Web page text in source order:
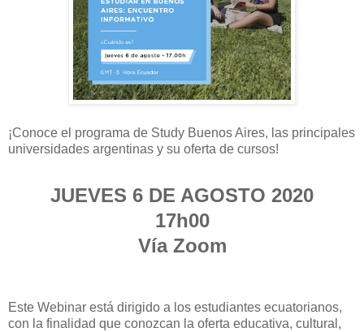
¡Conoce el programa de Study Buenos Aires, las principales
universidades argentinas y su oferta de cursos!
JUEVES 6 DE AGOSTO 2020
17h00
Vía Zoom
Este Webinar está dirigido a los estudiantes ecuatorianos,
con la finalidad que conozcan la oferta educativa, cultural,